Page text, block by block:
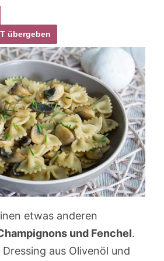
übergeben
etwas anderen
und Fenchel.
aus Olivenöl und